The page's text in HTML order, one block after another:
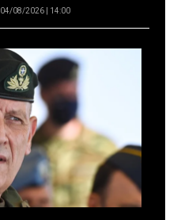
04/08/2026 | 14:00